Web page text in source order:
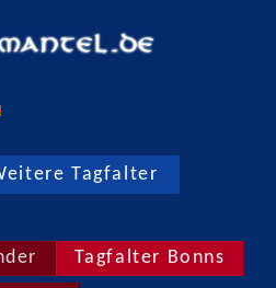
Tagfalter
Tagfalter Bonns